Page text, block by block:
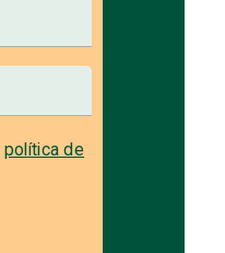
política de